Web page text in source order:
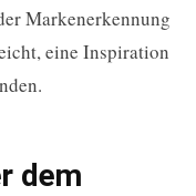
Markenerkennung
eine Inspiration
dem